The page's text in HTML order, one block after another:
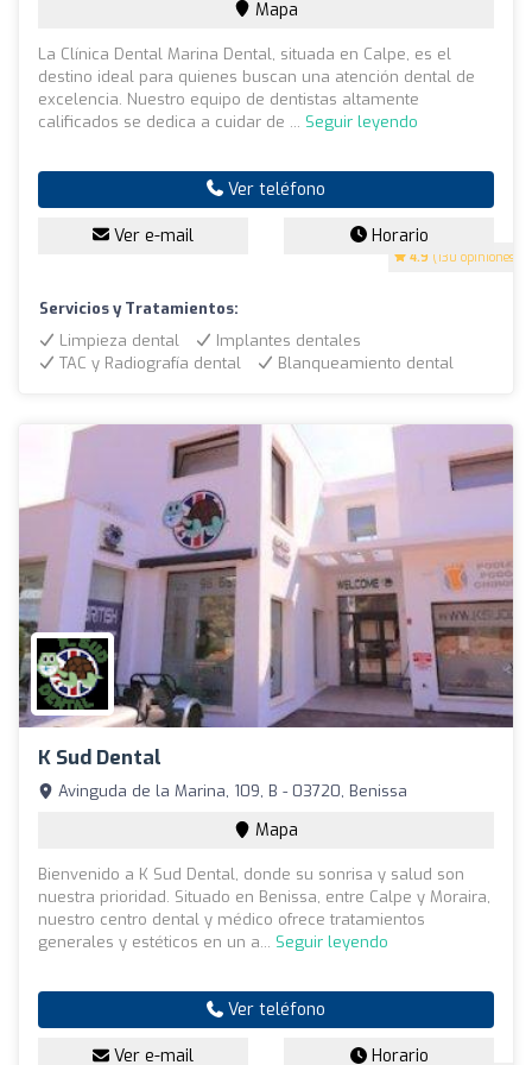
4.9 (130 opiniones)
Mapa
La Clínica Dental Marina Dental, situada en Calpe, es el
destino ideal para quienes buscan una atención dental de
excelencia. Nuestro equipo de dentistas altamente
calificados se dedica a cuidar de ... Seguir leyendo
Ver teléfono
Ver e-mail Horario
Servicios y Tratamientos:
Limpieza dental
Implantes dentales
TAC y Radiografía dental
Blanqueamiento dental
K Sud Dental
Avinguda de la Marina, 109, B - 03720, Benissa
Mapa
Bienvenido a K Sud Dental, donde su sonrisa y salud son
nuestra prioridad. Situado en Benissa, entre Calpe y Moraira,
nuestro centro dental y médico ofrece tratamientos
generales y estéticos en un a... Seguir leyendo
Ver teléfono
Ver e-mail Horario